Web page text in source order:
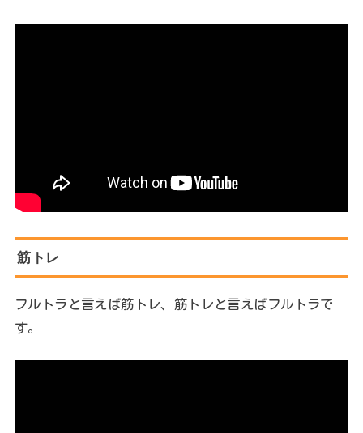
筋トレ
フルトラと言えば筋トレ、筋トレと言えばフルトラで
す。